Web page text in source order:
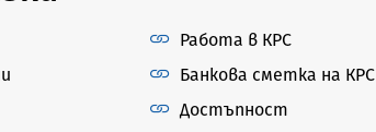
Работа в КРС
Банкова сметка на КРС
Достъпност